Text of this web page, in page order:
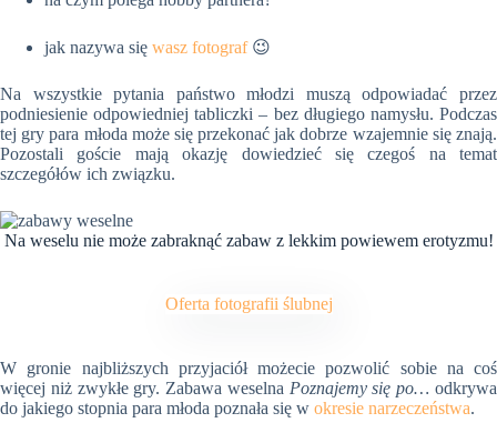
jak nazywa się wasz fotograf😉
Na wszystkie pytania państwo młodzi muszą odpowiadać przez
podniesienie odpowiedniej tabliczki – bez długiego namysłu. Podczas
tej gry para młoda może się przekonać jak dobrze wzajemnie się znają.
Pozostali goście mają okazję dowiedzieć się czegoś na temat
szczegółów ich związku.
Na weselu nie może zabraknąć zabaw z lekkim powiewem erotyzmu!
Oferta fotografii ślubnej
W gronie najbliższych przyjaciół możecie pozwolić sobie na coś
więcej niż zwykłe gry. Zabawa weselna Poznajemy się po… odkrywa
do jakiego stopnia para młoda poznała się w okresie narzeczeństwa.